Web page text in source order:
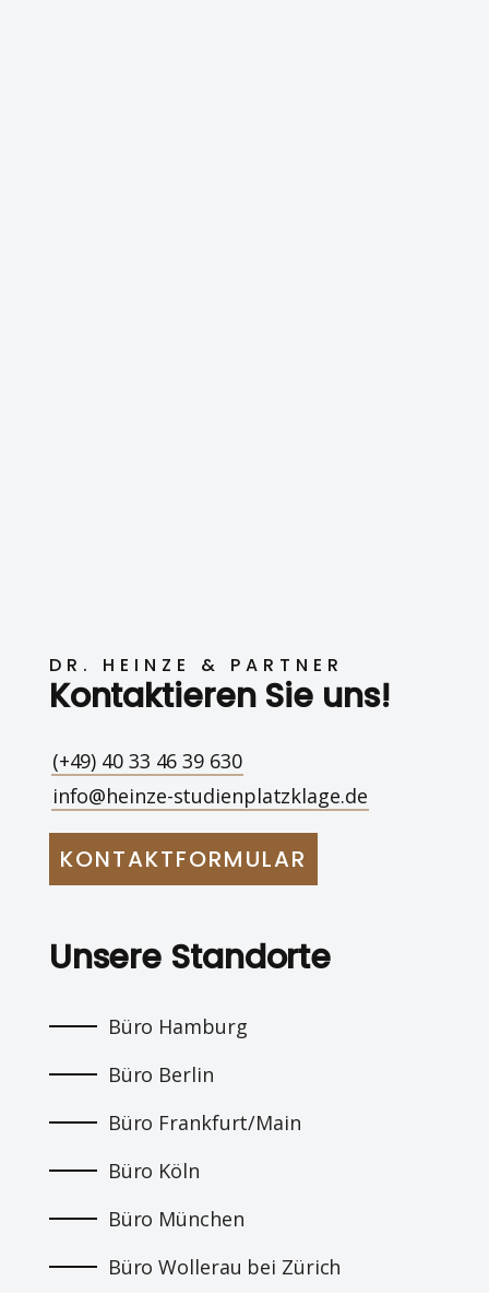
DR. HEINZE & PARTNER
Kontaktieren Sie uns!
(+49) 40 33 46 39 630
info@heinze-studienplatzklage.de
KONTAKTFORMULAR
Unsere Standorte
Büro Hamburg
Büro Berlin
Büro Frankfurt/Main
Büro Köln
Büro München
Büro Wollerau bei Zürich